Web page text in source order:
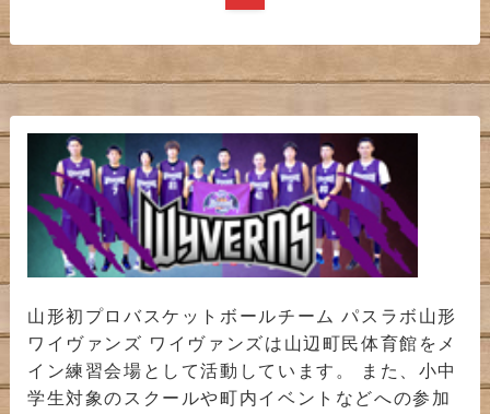
山形初プロバスケットボールチーム パスラボ山形
ワイヴァンズ ワイヴァンズは山辺町民体育館をメ
イン練習会場として活動しています。 また、小中
学生対象のスクールや町内イベントなどへの参加